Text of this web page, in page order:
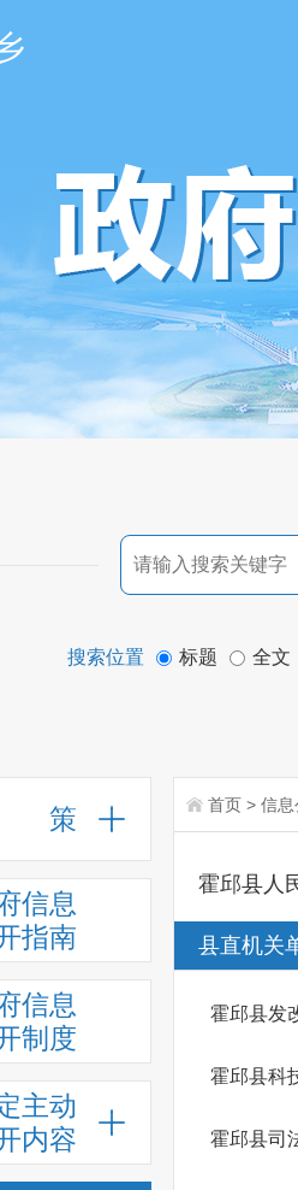
搜索位置 标题 全文
策
信息
指南
信息
制度
主动
内容
首页 > 信息
霍邱县人
县直机关
霍邱县发
霍邱县科
霍邱县司